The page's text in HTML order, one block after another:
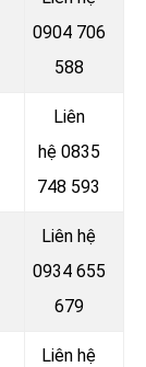
0904 706
588
Liên
hệ0835
748 593
Liên hệ
0934 655
679
Liên hệ